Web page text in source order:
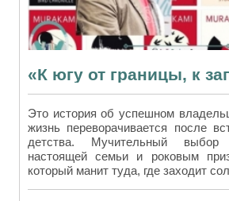
Это история об успешном
жизнь переворачивается после
детства. Мучительный
настоящей семьи и роковым
который манит туда, где заходит